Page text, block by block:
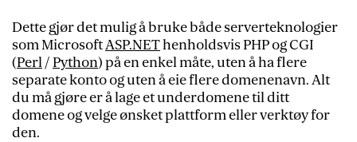
Dette gjør det mulig å bruke både serverteknologier
som MicrosoftASP.NEThenholdsvis PHP og CGI
(Perl/Python) på en enkel måte, uten å ha flere
separate konto og uten å eie flere domenenavn. Alt
du må gjøre er å lage et underdomene til ditt
domene og velge ønsket plattform eller verktøy for
den.